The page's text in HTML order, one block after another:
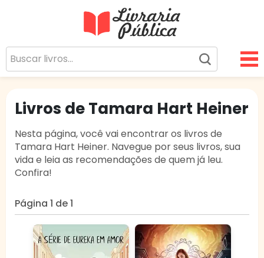
Sua Biblioteca Virtual Gratuita
Livros de Tamara Hart Heiner
Nesta página, você vai encontrar os livros de
Tamara Hart Heiner. Navegue por seus livros, sua
vida e leia as recomendações de quem já leu.
Confira!
Página 1 de 1